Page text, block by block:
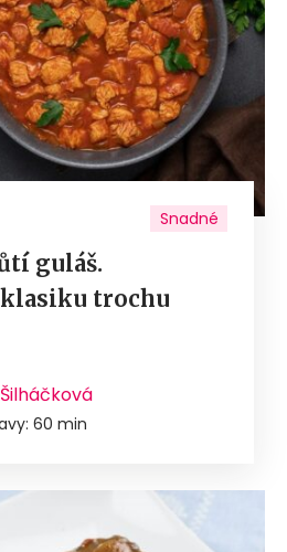
Snadné
guláš.
trochu
60 min